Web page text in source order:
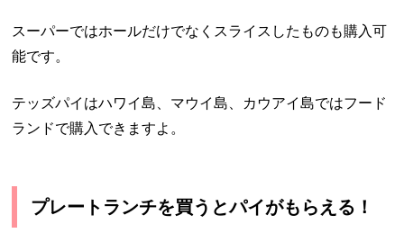
スーパーではホールだけでなくスライスしたものも購入可
能です。
テッズパイはハワイ島、マウイ島、カウアイ島ではフード
ランドで購入できますよ。
プレートランチを買うとパイがもらえる！